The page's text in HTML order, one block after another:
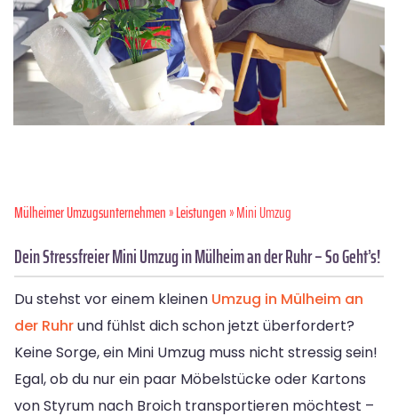
Mülheimer Umzugsunternehmen»Leistungen» Mini Umzug
Dein Stressfreier Mini Umzug in Mülheim an der Ruhr – So Geht’s!
Du stehst vor einem kleinen Umzug in Mülheim an
der Ruhrund fühlst dich schon jetzt überfordert?
Keine Sorge, ein Mini Umzug muss nicht stressig sein!
Egal, ob du nur ein paar Möbelstücke oder Kartons
von Styrum nach Broich transportieren möchtest –